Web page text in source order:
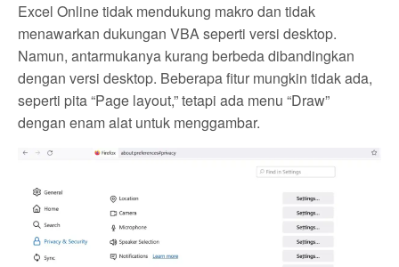
Excel Online tidak mendukung makro dan tidak
menawarkan dukungan VBA seperti versi desktop.
Namun, antarmukanya kurang berbeda dibandingkan
dengan versi desktop. Beberapa fitur mungkin tidak ada,
seperti pita “Page layout,” tetapi ada menu “Draw”
dengan enam alat untuk menggambar.